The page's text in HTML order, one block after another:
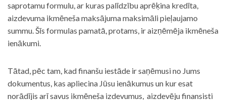
saprotamu formulu, ar kuras palīdzību aprēķina kredīta,
aizdevuma ikmēneša maksājuma maksimāli pieļaujamo
summu. Šīs formulas pamatā, protams, ir aizņēmēja ikmēneša
ienākumi.
Tātad, pēc tam, kad finanšu iestāde ir saņēmusi no Jums
dokumentus, kas apliecina Jūsu ienākumus un kur esat
norādījis arī savus ikmēneša izdevumus, aizdevēju finansisti